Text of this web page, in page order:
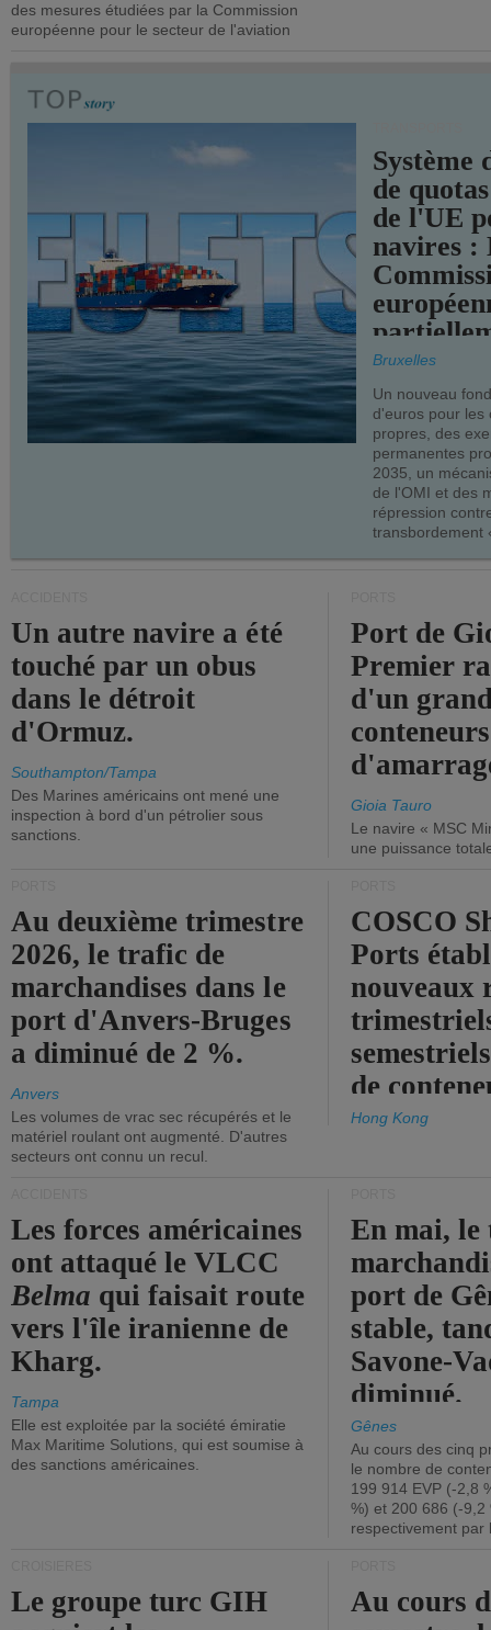
des mesures étudiées par la Commission
européenne pour le secteur de l'aviation
Système
de
de l'UE
navires :
Bruxelles
Un nouveau
d'euros pour les
propres, des
permanentes
2035, un
de l'OMI et des
répression
transbordement
Un autre navire a été
touché par un obus
dans le détroit
d'Ormuz.
Southampton/Tampa
Des Marines américains ont mené une
inspection à bord d'un pétrolier sous
sanctions.
Port de
Premier
d'un
Gioia Tauro
Le navire « MSC
une puissance
Au deuxième trimestre
2026, le trafic de
marchandises dans le
port d'Anvers-Bruges
a diminué de 2 %.
Anvers
Les volumes de vrac sec récupérés et le
matériel roulant ont augmenté. D'autres
secteurs ont connu un recul.
COSCO
Ports
nouveaux
de
Hong Kong
Les forces américaines
ont attaqué le VLCC
Belma qui faisait route
vers l'île iranienne de
Kharg.
Tampa
Elle est exploitée par la société émiratie
Max Maritime Solutions, qui est soumise à
des sanctions américaines.
En mai, le
port de
stable,
Savone-
diminué.
Gênes
Au cours des cinq
le nombre de
199 914 EVP (-2,8
%) et 200 686 (-9,2
respectivement par
Le groupe turc GIH
Au cours